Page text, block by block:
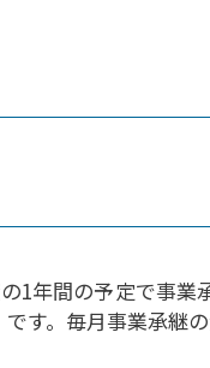
1年間の予定で事
す。毎月事業承継